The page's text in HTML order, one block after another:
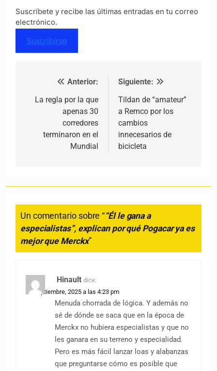
Suscríbete y recibe las últimas entradas en tu correo
electrónico.
Suscribirse
Navegación de entradas
Anterior:
La regla por la que
apenas 30
corredores
terminaron en el
Mundial
Siguiente:
Tildan de “amateur”
a Remco por los
cambios
innecesarios de
bicicleta
Un comentario sobre ““Él le gana a
especialistas”, explican por qué Pogacar ya es
mejor que Merckx”
Hinault dice:
29 septiembre, 2025 a las 4:23 pm
Menuda chorrada de lógica. Y además no
sé de dónde se saca que en la época de
Merckx no hubiera especialistas y que no
les ganara en su terreno y especialidad.
Pero es más fácil lanzar loas y alabanzas
que preguntarse cómo es posible que